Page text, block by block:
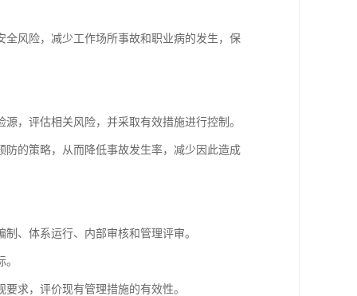
风险，减少工作场所事故和职业病的发生，保
，评估相关风险，并采取有效措施进行控制。
的策略，从而降低事故发生率，减少因此造成
、体系运行、内部审核和管理评审。
求，评价现有管理措施的有效性。